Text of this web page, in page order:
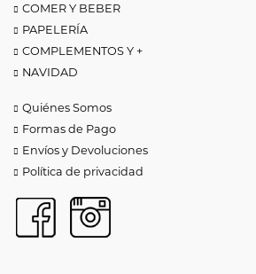
COMER Y BEBER
PAPELERÍA
COMPLEMENTOS Y +
NAVIDAD
Quiénes Somos
Formas de Pago
Envíos y Devoluciones
Política de privacidad